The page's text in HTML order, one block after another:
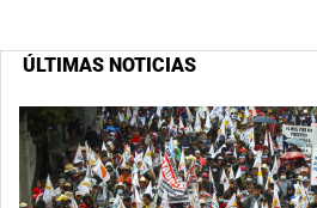
ÚLTIMAS NOTICIAS